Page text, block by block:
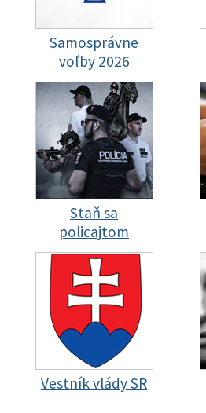
Samosprávne
voľby 2026
Staň sa
policajtom
Vestník vlády SR